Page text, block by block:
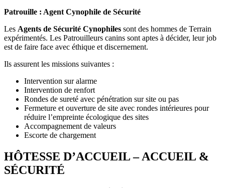
Patrouille : Agent Cynophile de Sécurité
Les Agents de Sécurité Cynophiles sont des hommes de Terrain
expérimentés. Les Patrouilleurs canins sont aptes à décider, leur job
est de faire face avec éthique et discernement.
Ils assurent les missions suivantes :
Intervention sur alarme
Intervention de renfort
Rondes de sureté avec pénétration sur site ou pas
Fermeture et ouverture de site avec rondes intérieures pour
réduire l’empreinte écologique des sites
Accompagnement de valeurs
Escorte de chargement
HÔTESSE D’ACCUEIL – ACCUEIL &
SÉCURITÉ